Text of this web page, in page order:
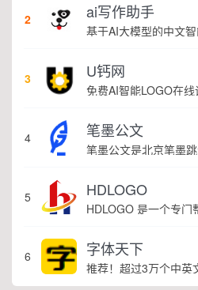
2 ai写作助手
3 U钙网
免费AI智能LOGO在
4 笔墨公文
5 HDLOGO
6 字体天下
推荐！超过3万个中英